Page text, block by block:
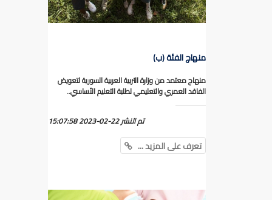
منهاج الفئة (ب)
منهاج معتمد من وزارة التربية العربية السورية لتعويض
الفاقد العمري والتعليمي لطلبة التعليم الأساسي..
تم النشر2023-02-22 15:07:58
تعرف على المزيد ...